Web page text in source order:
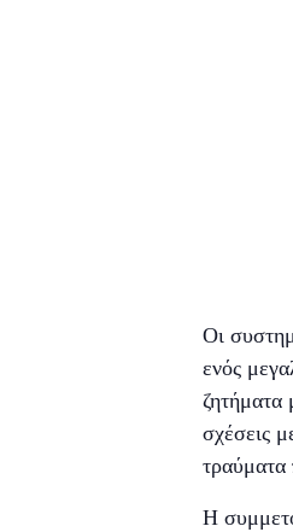
Οι
ενός
ζητήματα
σχέσεις
τραύματα
Η